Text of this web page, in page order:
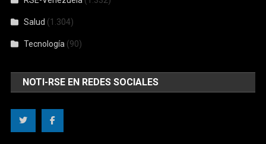
Salud (1.304)
Tecnología (90)
NOTI-RSE EN REDES SOCIALES